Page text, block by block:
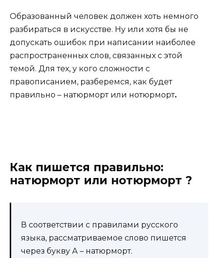
Образованный человек должен хоть немного
разбираться в искусстве. Ну или хотя бы не
допускать ошибок при написании наиболее
распространенных слов, связанных с этой
темой. Для тех, у кого сложности с
правописанием, разберемся, как будет
правильно – натюрморт или нотюрморт.
Как пишется правильно:
натюрморт или нотюрморт ?
В соответствии с правилами русского
языка, рассматриваемое слово пишется
через букву А – натюрморт.